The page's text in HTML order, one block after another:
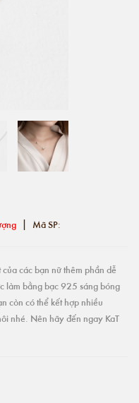
| Mã SP:
các bạn nữ thêm phần dễ
làm bằng bạc 925 sáng bóng
còn có thể kết hợp nhiều
nhé. Nên hãy đến ngay KaT